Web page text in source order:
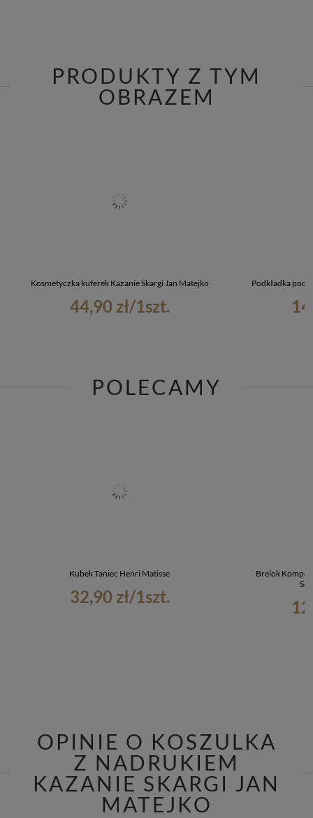
PRODUKTY Z TYM
OBRAZEM
Kosmetyczka kuferek Kazanie Skargi Jan Matejko
44,90 zł/1szt.
Podkładka pod
POLECAMY
Kubek Taniec Henri Matisse
32,90 zł/1szt.
Brelok
OPINIE O KOSZULKA
Z NADRUKIEM
KAZANIE SKARGI JAN
MATEJKO